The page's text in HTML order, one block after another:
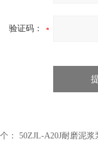
验证码：
： 50ZJL-A20J耐磨泥